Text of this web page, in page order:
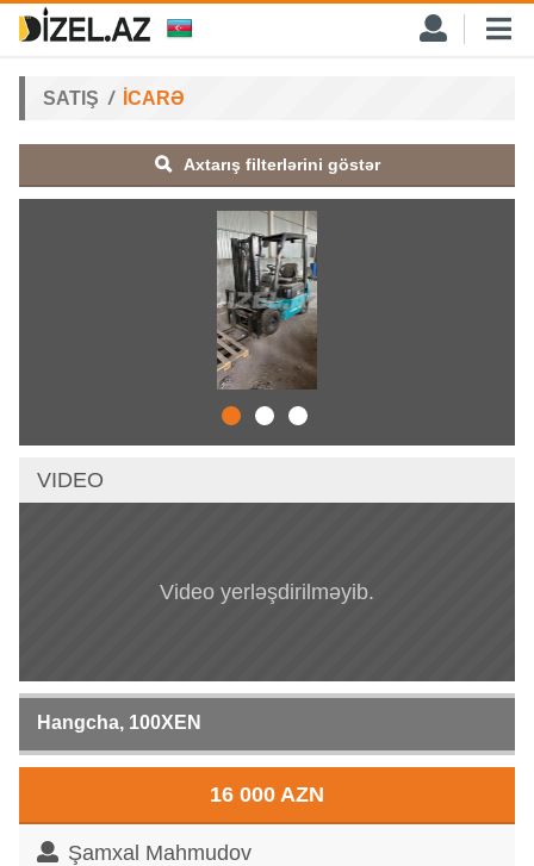
SATIŞ İCARƏ
Axtarış filterlərini göstər
VIDEO
Video yerləşdirilməyib.
Hangcha, 100XEN
16 000 AZN
Şamxal Mahmudov